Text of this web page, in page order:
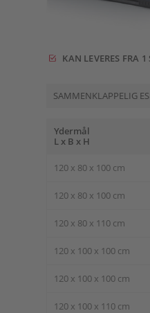
KAN LEVERES FRA 1
SAMMENKLAPPELIG
Ydermål
L x B x H
120 x 80 x 100 cm
120 x 80 x 100 cm
120 x 80 x 110 cm
120 x 100 x 100 cm
120 x 100 x 100 cm
120 x 100 x 110 cm